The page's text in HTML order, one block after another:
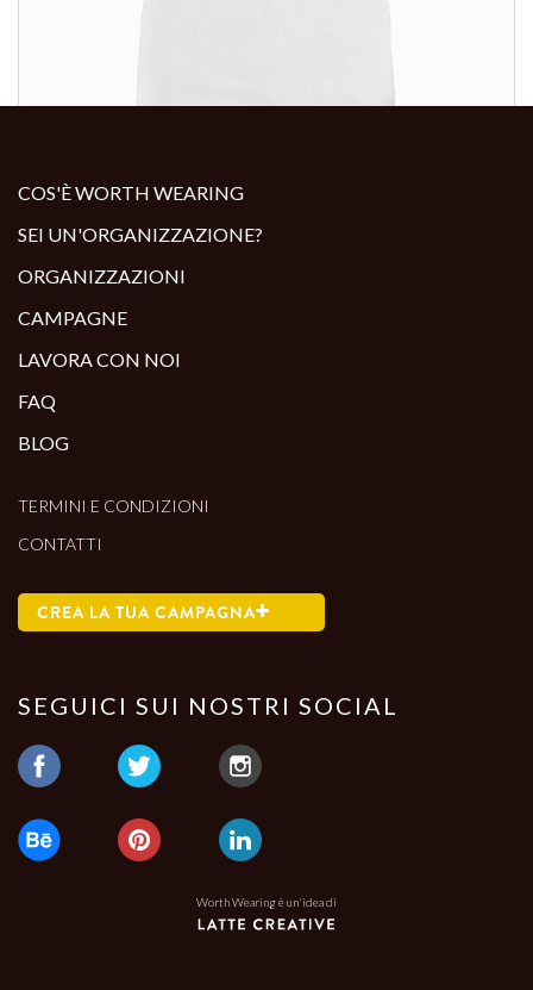
COS'È WORTH WEARING
SEI UN'ORGANIZZAZIONE?
ORGANIZZAZIONI
CAMPAGNE
LAVORA CON NOI
FAQ
BLOG
TERMINI E CONDIZIONI
CONTATTI
CREA LA TUA CAMPAGNA
SEGUICI SUI NOSTRI SOCIAL
Worth Wearing è un'idea di